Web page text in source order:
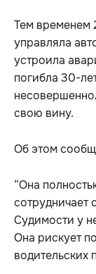
Тем временем
управляла
устроила
погибла 30-
свою вину.
Об этом
“Она
сотрудничает
Судимости у
Она рискует
водительских